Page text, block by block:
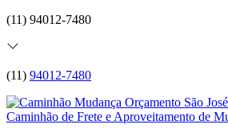
(11) 94012-7480
(11) 94012-7480